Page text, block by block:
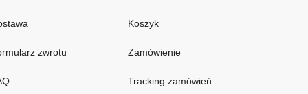
zwrotu
Koszyk
Zamówienie
Tracking zamówień